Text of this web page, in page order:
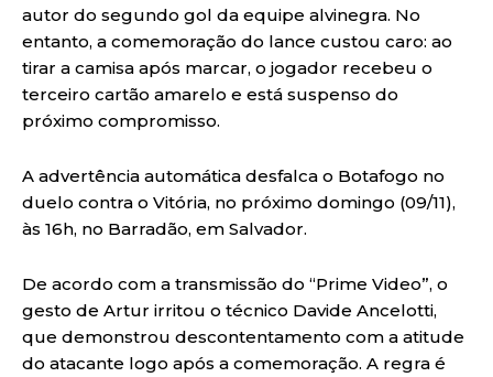
autor do segundo gol da equipe alvinegra. No
entanto, a comemoração do lance custou caro: ao
tirar a camisa após marcar, o jogador recebeu o
terceiro cartão amarelo e está suspenso do
próximo compromisso.
A advertência automática desfalca o Botafogo no
duelo contra o Vitória, no próximo domingo (09/11),
às 16h, no Barradão, em Salvador.
De acordo com a transmissão do “Prime Video”, o
gesto de Artur irritou o técnico Davide Ancelotti,
que demonstrou descontentamento com a atitude
do atacante logo após a comemoração. A regra é